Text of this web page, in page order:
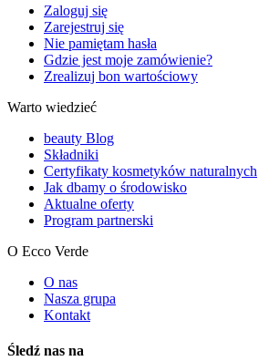
Zaloguj się
Zarejestruj się
Nie pamiętam hasła
Gdzie jest moje zamówienie?
Zrealizuj bon wartościowy
Warto wiedzieć
beauty Blog
Składniki
Certyfikaty kosmetyków naturalnych
Jak dbamy o środowisko
Aktualne oferty
Program partnerski
O Ecco Verde
O nas
Nasza grupa
Kontakt
Śledź nas na